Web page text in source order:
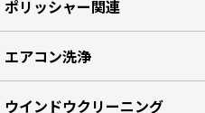
ポリッシャー関連
エアコン洗浄
ウインドウクリーニング